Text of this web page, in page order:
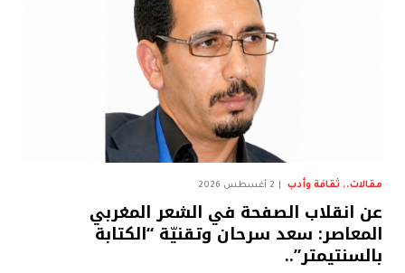
مقالات.. ثقافة وأدب 2 أغسطس 2026
عن انقلاب الصفحة في الشعر المغربي
المعاصر: سعد سرحان وتقنيّة “الكتابة
بالسنتيمتر”..